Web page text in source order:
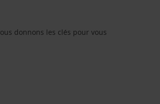
donnons les clés pour vous